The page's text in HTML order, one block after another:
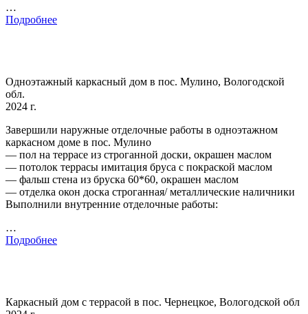
…
Подробнее
Одноэтажный каркасный дом в пос. Мулино, Вологодской
обл.
2024 г.
Завершили наружные отделочные работы в одноэтажном
каркасном доме в пос. Мулино
— пол на террасе из строганной доски, окрашен маслом
— потолок террасы имитация бруса с покраской маслом
— фальш стена из бруска 60*60, окрашен маслом
— отделка окон доска строганная/ металлические наличники
Выполнили внутренние отделочные работы:
…
Подробнее
Каркасный дом с террасой в пос. Чернецкое, Вологодской обл